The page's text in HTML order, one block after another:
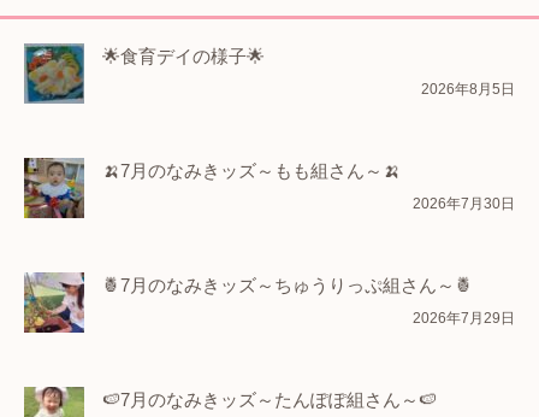
🌟食育デイの様子🌟
2026年8月5日
🍌7月のなみきッズ～もも組さん～🍌
2026年7月30日
🍍7月のなみきッズ～ちゅうりっぷ組さん～🍍
2026年7月29日
🍉7月のなみきッズ～たんぽぽ組さん～🍉